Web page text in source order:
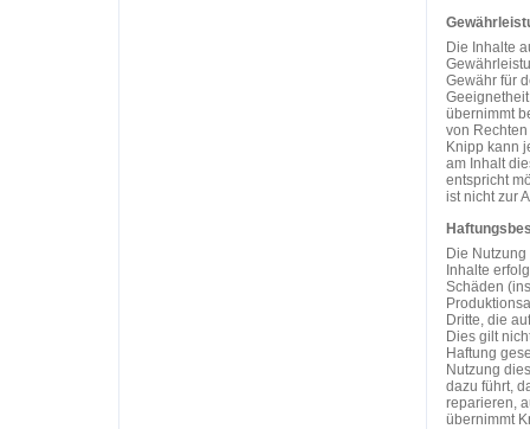
Die Inhalte
Gewähr für
übernimmt
von
Knipp kann
am Inhalt
entspricht
ist nicht zur
Die
Inhalte
Schäden
Dritte, die
Dies gilt
Haftung
Nutzung
dazu führt,
reparieren,
übernimmt